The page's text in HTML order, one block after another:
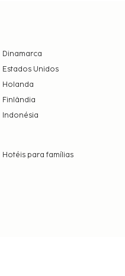
Dinamarca
Estados Unidos
Holanda
Finlândia
Indonésia
Hotéis para famílias